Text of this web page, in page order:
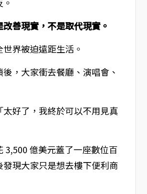
善現實，不是取代現實。
界被迫遠距生活。
，大家衝去餐廳、演唱會、
太好了，我終於可以不用見真
3,500 億美元蓋了一座數位百
現大家只是想去樓下便利商